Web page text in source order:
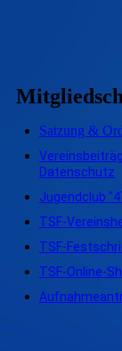
Satzung &
Datenschutz
Jugendclub
TSF-
TSF-
TSF-Online-